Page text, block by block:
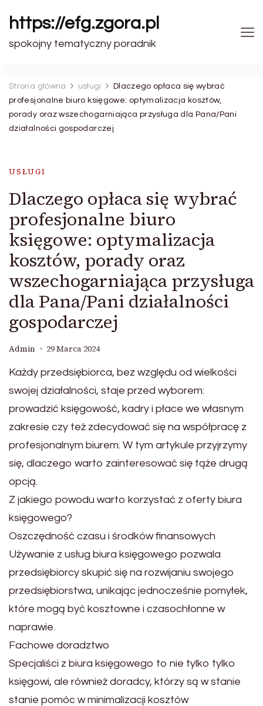
https://efg.zgora.pl
spokojny tematyczny poradnik
Strona główna usługi
Dlaczego opłaca się wybrać
profesjonalne biuro księgowe: optymalizacja kosztów,
porady oraz wszechogarniająca przysługa dla Pana/Pani
działalności gospodarczej
USŁUGI
Dlaczego opłaca się wybrać
profesjonalne biuro
księgowe: optymalizacja
kosztów, porady oraz
wszechogarniająca przysługa
dla Pana/Pani działalności
gospodarczej
Admin 29 Marca 2024
Każdy przedsiębiorca, bez względu od wielkości
swojej działalności, staje przed wyborem:
prowadzić księgowość, kadry i płace we własnym
zakresie czy też zdecydować się na współpracę z
profesjonalnym biurem. W tym artykule przyjrzymy
się, dlaczego warto zainteresować się tąże drugą
opcją.
Z jakiego powodu warto korzystać z oferty biura
księgowego?
Oszczędność czasu i środków finansowych
Używanie z usług biura księgowego pozwala
przedsiębiorcy skupić się na rozwijaniu swojego
przedsiębiorstwa, unikając jednocześnie pomyłek,
które mogą być kosztowne i czasochłonne w
naprawie.
Fachowe doradztwo
Specjaliści z biura księgowego to nie tylko tylko
księgowi, ale również doradcy, którzy są w stanie
stanie pomóc w minimalizacji kosztów